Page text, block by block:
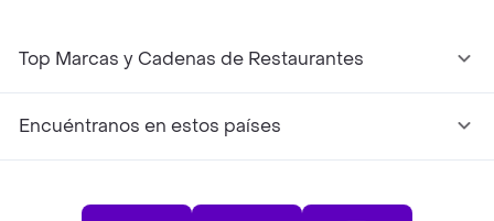
Top Marcas y Cadenas de Restaurantes
Encuéntranos en estos países